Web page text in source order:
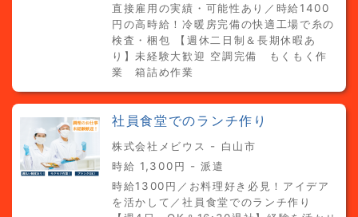
直接雇用の実績・可能性あり／時給1400
円の高時給！冷暖房完備の快適工場で糸の
検査・梱包 【週休二日制＆長期休暇あ
り】未経験大歓迎 空調完備 もくもく作
業 箱詰め作業
社員食堂でのランチ作り
株式会社メビウス - 白山市
時給 1,300円 - 派遣
時給1300円／お料理好き必見！アイデア
を活かして／社員食堂でのランチ作り